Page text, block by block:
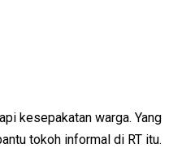
kesepakatan warga. Yang
tokoh informal di RT itu.